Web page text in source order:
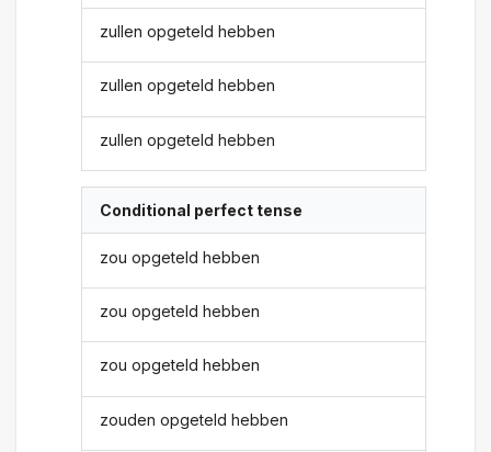
zullen opgeteld hebben
zullen opgeteld hebben
zullen opgeteld hebben
Conditional perfect tense
zou opgeteld hebben
zou opgeteld hebben
zou opgeteld hebben
zouden opgeteld hebben